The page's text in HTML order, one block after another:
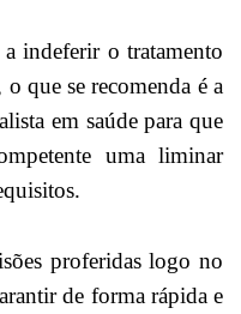
indeferir o tratamento
o que se recomenda é a
em saúde para que
uma liminar
proferidas logo no
de forma rápida e